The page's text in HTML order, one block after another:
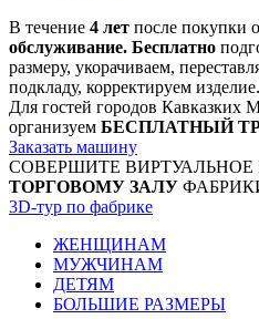
В течение 4 лет после покупки
обслуживание. Бесплатно
размеру, укорачиваем,
подкладу, корректируем изделие.
Для гостей городов
организуем БЕСПЛАТНЫЙ
Заказать машину
СОВЕРШИТЕ
ТОРГОВОМУ ЗАЛУ
3D-тур по фабрике
ЖЕНЩИНАМ
МУЖЧИНАМ
ДЕТЯМ
БОЛЬШИЕ РАЗМЕРЫ